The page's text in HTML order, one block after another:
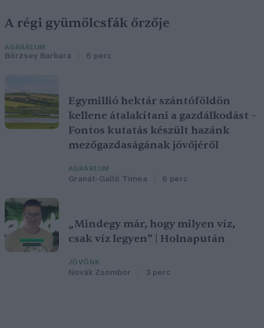
A régi gyümölcsfák őrzője
AGRÁRIUM
Börzsey Barbara 6 perc
Egymillió hektár szántóföldön
kellene átalakítani a gazdálkodást –
Fontos kutatás készült hazánk
mezőgazdaságának jövőjéről
AGRÁRIUM
Granát-Galló Tímea 6 perc
„Mindegy már, hogy milyen víz,
csak víz legyen” | Holnapután
JÖVŐNK
Novák Zsombor 3 perc